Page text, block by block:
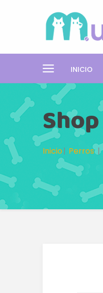
INICIO
Inicio Perros